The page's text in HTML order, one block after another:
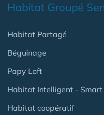
Habitat Groupé
Habitat Partagé
Béguinage
Papy Loft
Habitat Intelligent - Smart
Habitat coopératif